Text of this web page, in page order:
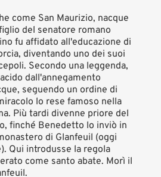
come San Maurizio, nacque
del senatore romano
fu affidato all'educazione di
diventando uno dei suoi
Secondo una leggenda,
dall'annegamento
seguendo un ordine di
lo rese famoso nella
Più tardi divenne priore del
finché Benedetto lo inviò in
di Glanfeuil (oggi
Qui introdusse la regola
come santo abate. Morì il